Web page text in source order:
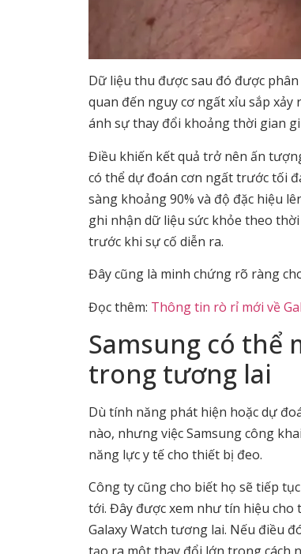
Dữ liệu thu được sau đó được
quan đến nguy cơ ngất xỉu sắp
ánh sự thay đổi khoảng thời gian
Điều khiến kết quả trở nên ấn
có thể dự đoán cơn ngất trước tối
sàng khoảng 90% và độ đặc hiệu
ghi nhận dữ liệu sức khỏe theo
trước khi sự cố diễn ra.
Đây cũng là minh chứng rõ ràng
Đọc thêm: Thông tin rò rỉ mới về
Samsung có thể
trong tương lai
Dù tính năng phát hiện hoặc dự
nào, nhưng việc Samsung công
năng lực y tế cho thiết bị đeo.
Công ty cũng cho biết họ sẽ tiếp
tới. Đây được xem như tín hiệu cho
Galaxy Watch tương lai. Nếu điều